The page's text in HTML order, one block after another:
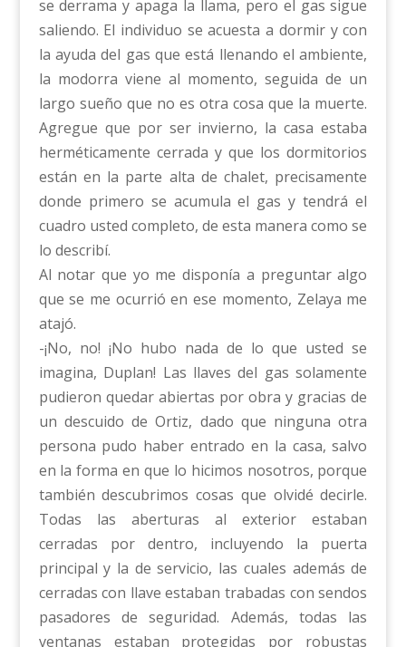
se derrama y apaga la llama, pero el gas sigue
saliendo. El individuo se acuesta a dormir y con
la ayuda del gas que está llenando el ambiente,
la modorra viene al momento, seguida de un
largo sueño que no es otra cosa que la muerte.
Agregue que por ser invierno, la casa estaba
herméticamente cerrada y que los dormitorios
están en la parte alta de chalet, precisamente
donde primero se acumula el gas y tendrá el
cuadro usted completo, de esta manera como se
lo describí.
Al notar que yo me disponía a preguntar algo
que se me ocurrió en ese momento, Zelaya me
atajó.
-¡No, no! ¡No hubo nada de lo que usted se
imagina, Duplan! Las llaves del gas solamente
pudieron quedar abiertas por obra y gracias de
un descuido de Ortiz, dado que ninguna otra
persona pudo haber entrado en la casa, salvo
en la forma en que lo hicimos nosotros, porque
también descubrimos cosas que olvidé decirle.
Todas las aberturas al exterior estaban
cerradas por dentro, incluyendo la puerta
principal y la de servicio, las cuales además de
cerradas con llave estaban trabadas con sendos
pasadores de seguridad. Además, todas las
ventanas estaban protegidas por robustas